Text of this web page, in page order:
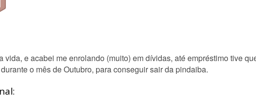
e acabei me enrolando (muito) em dívidas, até empréstimo tive
o mês de Outubro, para conseguir sair da pindaiba.